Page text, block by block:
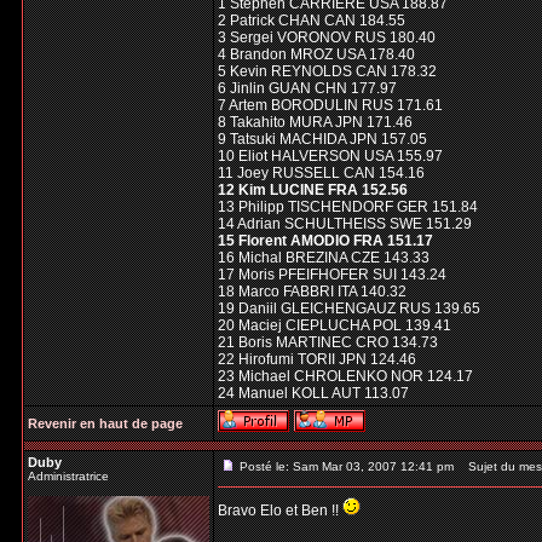
1 Stephen CARRIERE USA 188.87
2 Patrick CHAN CAN 184.55
3 Sergei VORONOV RUS 180.40
4 Brandon MROZ USA 178.40
5 Kevin REYNOLDS CAN 178.32
6 Jinlin GUAN CHN 177.97
7 Artem BORODULIN RUS 171.61
8 Takahito MURA JPN 171.46
9 Tatsuki MACHIDA JPN 157.05
10 Eliot HALVERSON USA 155.97
11 Joey RUSSELL CAN 154.16
12 Kim LUCINE FRA 152.56
13 Philipp TISCHENDORF GER 151.84
14 Adrian SCHULTHEISS SWE 151.29
15 Florent AMODIO FRA 151.17
16 Michal BREZINA CZE 143.33
17 Moris PFEIFHOFER SUI 143.24
18 Marco FABBRI ITA 140.32
19 Daniil GLEICHENGAUZ RUS 139.65
20 Maciej CIEPLUCHA POL 139.41
21 Boris MARTINEC CRO 134.73
22 Hirofumi TORII JPN 124.46
23 Michael CHROLENKO NOR 124.17
24 Manuel KOLL AUT 113.07
Revenir en haut de page
Duby
Administratrice
Posté le: Sam Mar 03, 2007 12:41 pm Sujet du
Bravo Elo et Ben !!